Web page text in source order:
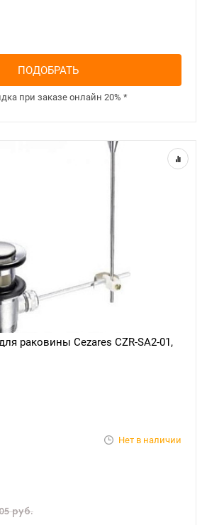
ПОДОБРАТЬ
при заказе онлайн 20% *
раковины Cezares CZR-SA2-01,
Нет в наличии
руб.